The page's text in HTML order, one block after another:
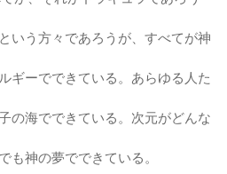
いう方々であろうが、すべてが神
ギーでできている。あらゆる人た
の海でできている。次元がどんな
も神の夢でできている。